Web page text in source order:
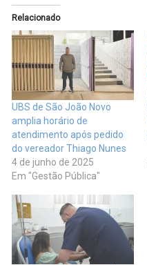
Relacionado
UBS de São João Novo
amplia horário de
atendimento após pedido
do vereador Thiago Nunes
4 de junho de 2025
Em "Gestão Pública"